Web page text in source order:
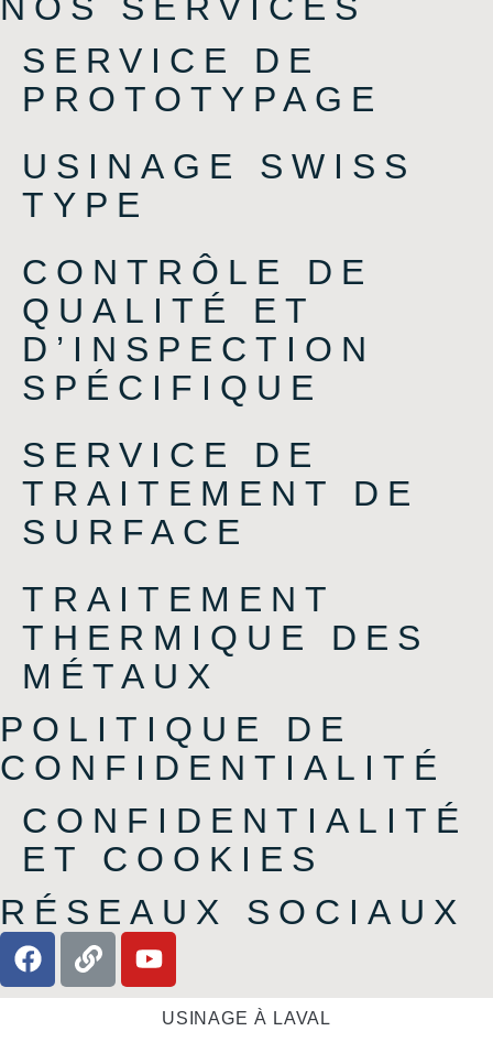
SERVICE DE
PROTOTYPAGE
USINAGE SWISS
TYPE
CONTRÔLE DE
QUALITÉ ET
D’INSPECTION
SPÉCIFIQUE
SERVICE DE
TRAITEMENT DE
SURFACE
TRAITEMENT
THERMIQUE DES
MÉTAUX
POLITIQUE DE
CONFIDENTIALITÉ
CONFIDENTIALITÉ
ET COOKIES
RÉSEAUX SOCIAUX
USINAGE À LAVAL